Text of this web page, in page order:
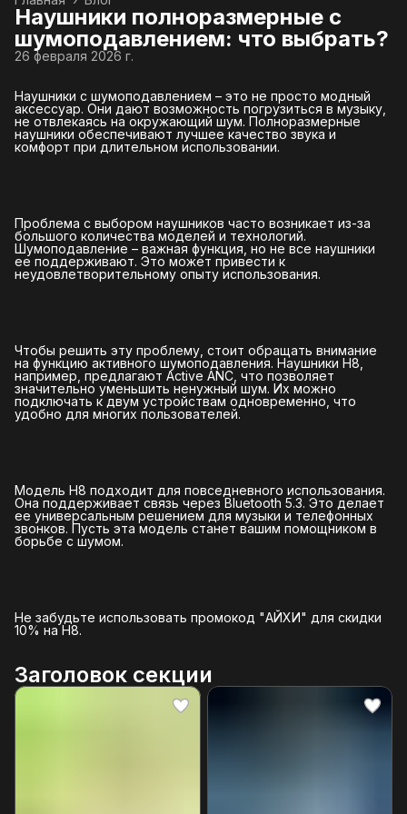
Наушники полноразмерные с
шумоподавлением: что выбрать?
26 февраля 2026 г.
Наушники с шумоподавлением – это не просто модный
аксессуар. Они дают возможность погрузиться в музыку,
не отвлекаясь на окружающий шум. Полноразмерные
наушники обеспечивают лучшее качество звука и
комфорт при длительном использовании.
Проблема с выбором наушников часто возникает из-за
большого количества моделей и технологий.
Шумоподавление – важная функция, но не все наушники
ее поддерживают. Это может привести к
неудовлетворительному опыту использования.
Чтобы решить эту проблему, стоит обращать внимание
на функцию активного шумоподавления. Наушники H8,
например, предлагают Active ANC, что позволяет
значительно уменьшить ненужный шум. Их можно
подключать к двум устройствам одновременно, что
удобно для многих пользователей.
Модель H8 подходит для повседневного использования.
Она поддерживает связь через Bluetooth 5.3. Это делает
ее универсальным решением для музыки и телефонных
звонков. Пусть эта модель станет вашим помощником в
борьбе с шумом.
Не забудьте использовать промокод "АЙХИ" для скидки
10% на H8.
Заголовок секции